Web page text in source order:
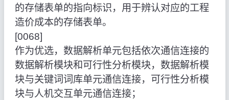
的存储表单的指向标识，用于辨认对应的工程
造价成本的存储表单。
[0068]
作为优选，数据解析单元包括依次通信连接的
数据解析模块和可行性分析模块，数据解析模
块与关键词词库单元通信连接，可行性分析模
块与人机交互单元通信连接；